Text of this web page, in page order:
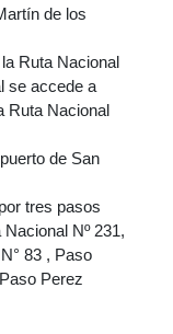
de los
Ruta Nacional
se accede a
Ruta Nacional
de San
tres pasos
Nº 231,
83 , Paso
Perez